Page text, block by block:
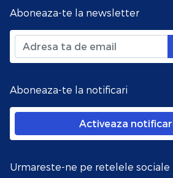
Aboneaza-te la newsletter
Aboneaza-te la notificari
Activeaza
Urmareste-ne pe retelele sociale